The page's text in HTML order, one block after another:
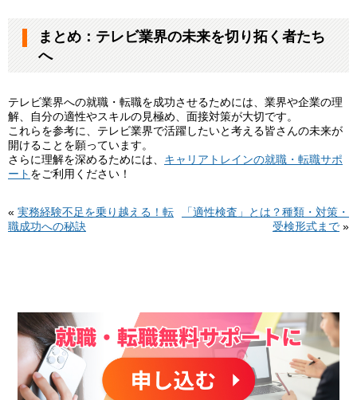
まとめ：テレビ業界の未来を切り拓く者たち
へ
テレビ業界への就職・転職を成功させるためには、業界や企業の理
解、自分の適性やスキルの見極め、面接対策が大切です。
これらを参考に、テレビ業界で活躍したいと考える皆さんの未来が
開けることを願っています。
さらに理解を深めるためには、 キャリアトレインの就職・転職サポ
ート をご利用ください！
« 実務経験不足を乗り越える！転
職成功への秘訣
「適性検査」とは？種類・対策・
受検形式まで »